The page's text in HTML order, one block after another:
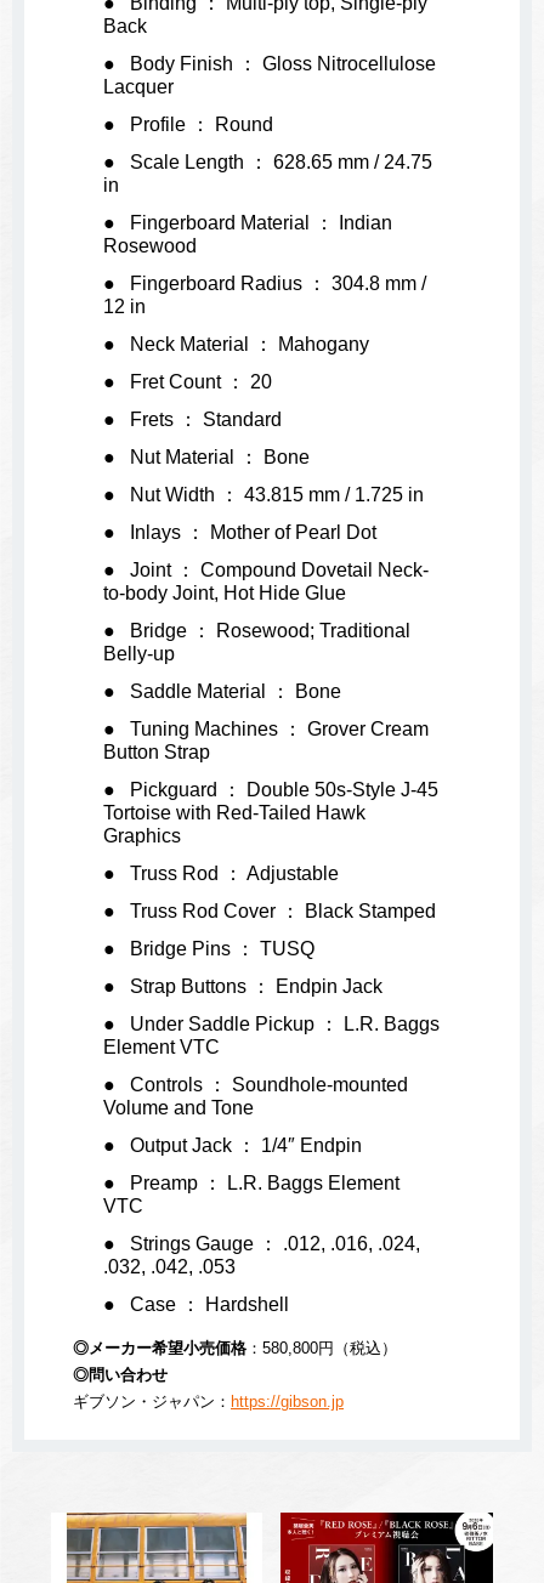
Back
Body Finish ： Gloss Nitrocellulose
Lacquer
Profile ： Round
Scale Length ： 628.65 mm / 24.75
in
Fingerboard Material ： Indian
Rosewood
Fingerboard Radius ： 304.8 mm /
12 in
Neck Material ： Mahogany
Fret Count ： 20
Frets ： Standard
Nut Material ： Bone
Nut Width ： 43.815 mm / 1.725 in
Inlays ： Mother of Pearl Dot
Joint ： Compound Dovetail Neck-
to-body Joint, Hot Hide Glue
Bridge ： Rosewood; Traditional
Belly-up
Saddle Material ： Bone
Tuning Machines ： Grover Cream
Button Strap
Pickguard ： Double 50s-Style J-45
Tortoise with Red-Tailed Hawk
Graphics
Truss Rod ： Adjustable
Truss Rod Cover ： Black Stamped
Bridge Pins ： TUSQ
Strap Buttons ： Endpin Jack
Under Saddle Pickup ： L.R. Baggs
Element VTC
Controls ： Soundhole-mounted
Volume and Tone
Output Jack ： 1/4″ Endpin
Preamp ： L.R. Baggs Element
VTC
Strings Gauge ： .012, .016, .024,
.032, .042, .053
Case ： Hardshell
◎メーカー希望小売価格 ： 580,800円（税込）
◎問い合わせ
ギブソン・ジャパン： https://gibson.jp